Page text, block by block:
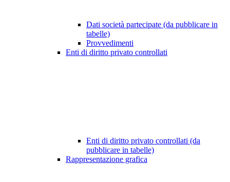
Dati società partecipate (da pubblicare in
tabelle)
Provvedimenti
Enti di diritto privato controllati
Enti di diritto privato controllati (da
pubblicare in tabelle)
Rappresentazione grafica